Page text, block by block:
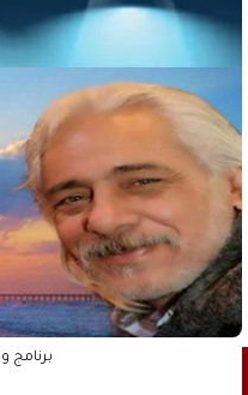
برنامج ورقة